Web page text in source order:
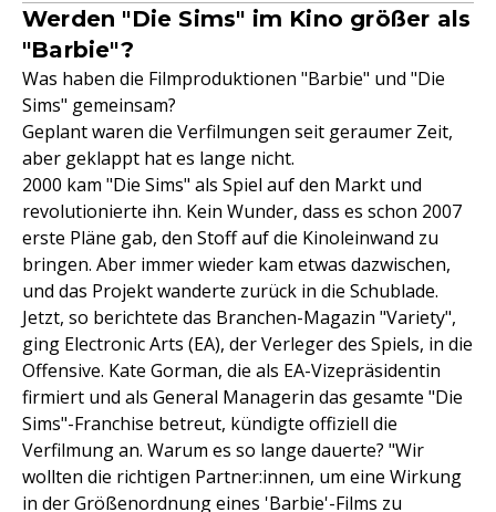
Werden "Die Sims" im Kino größer als
"Barbie"?
Was haben die Filmproduktionen "Barbie" und "Die
Sims" gemeinsam?
Geplant waren die Verfilmungen seit geraumer Zeit,
aber geklappt hat es lange nicht.
2000 kam "Die Sims" als Spiel auf den Markt und
revolutionierte ihn. Kein Wunder, dass es schon 2007
erste Pläne gab, den Stoff auf die Kinoleinwand zu
bringen. Aber immer wieder kam etwas dazwischen,
und das Projekt wanderte zurück in die Schublade.
Jetzt, so berichtete das Branchen-Magazin "Variety",
ging Electronic Arts (EA), der Verleger des Spiels, in die
Offensive. Kate Gorman, die als EA-Vizepräsidentin
firmiert und als General Managerin das gesamte "Die
Sims"-Franchise betreut, kündigte offiziell die
Verfilmung an. Warum es so lange dauerte? "Wir
wollten die richtigen Partner:innen, um eine Wirkung
in der Größenordnung eines 'Barbie'-Films zu